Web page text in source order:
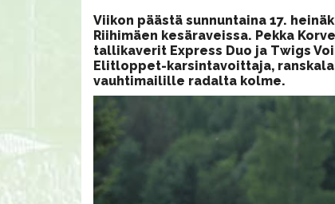
Viikon päästä sunnuntaina 17.
Riihimäen kesäraveissa. Pekka
tallikaverit Express Duo ja Twigs
Elitloppet-karsintavoittaja,
vauhtimailille radalta kolme.